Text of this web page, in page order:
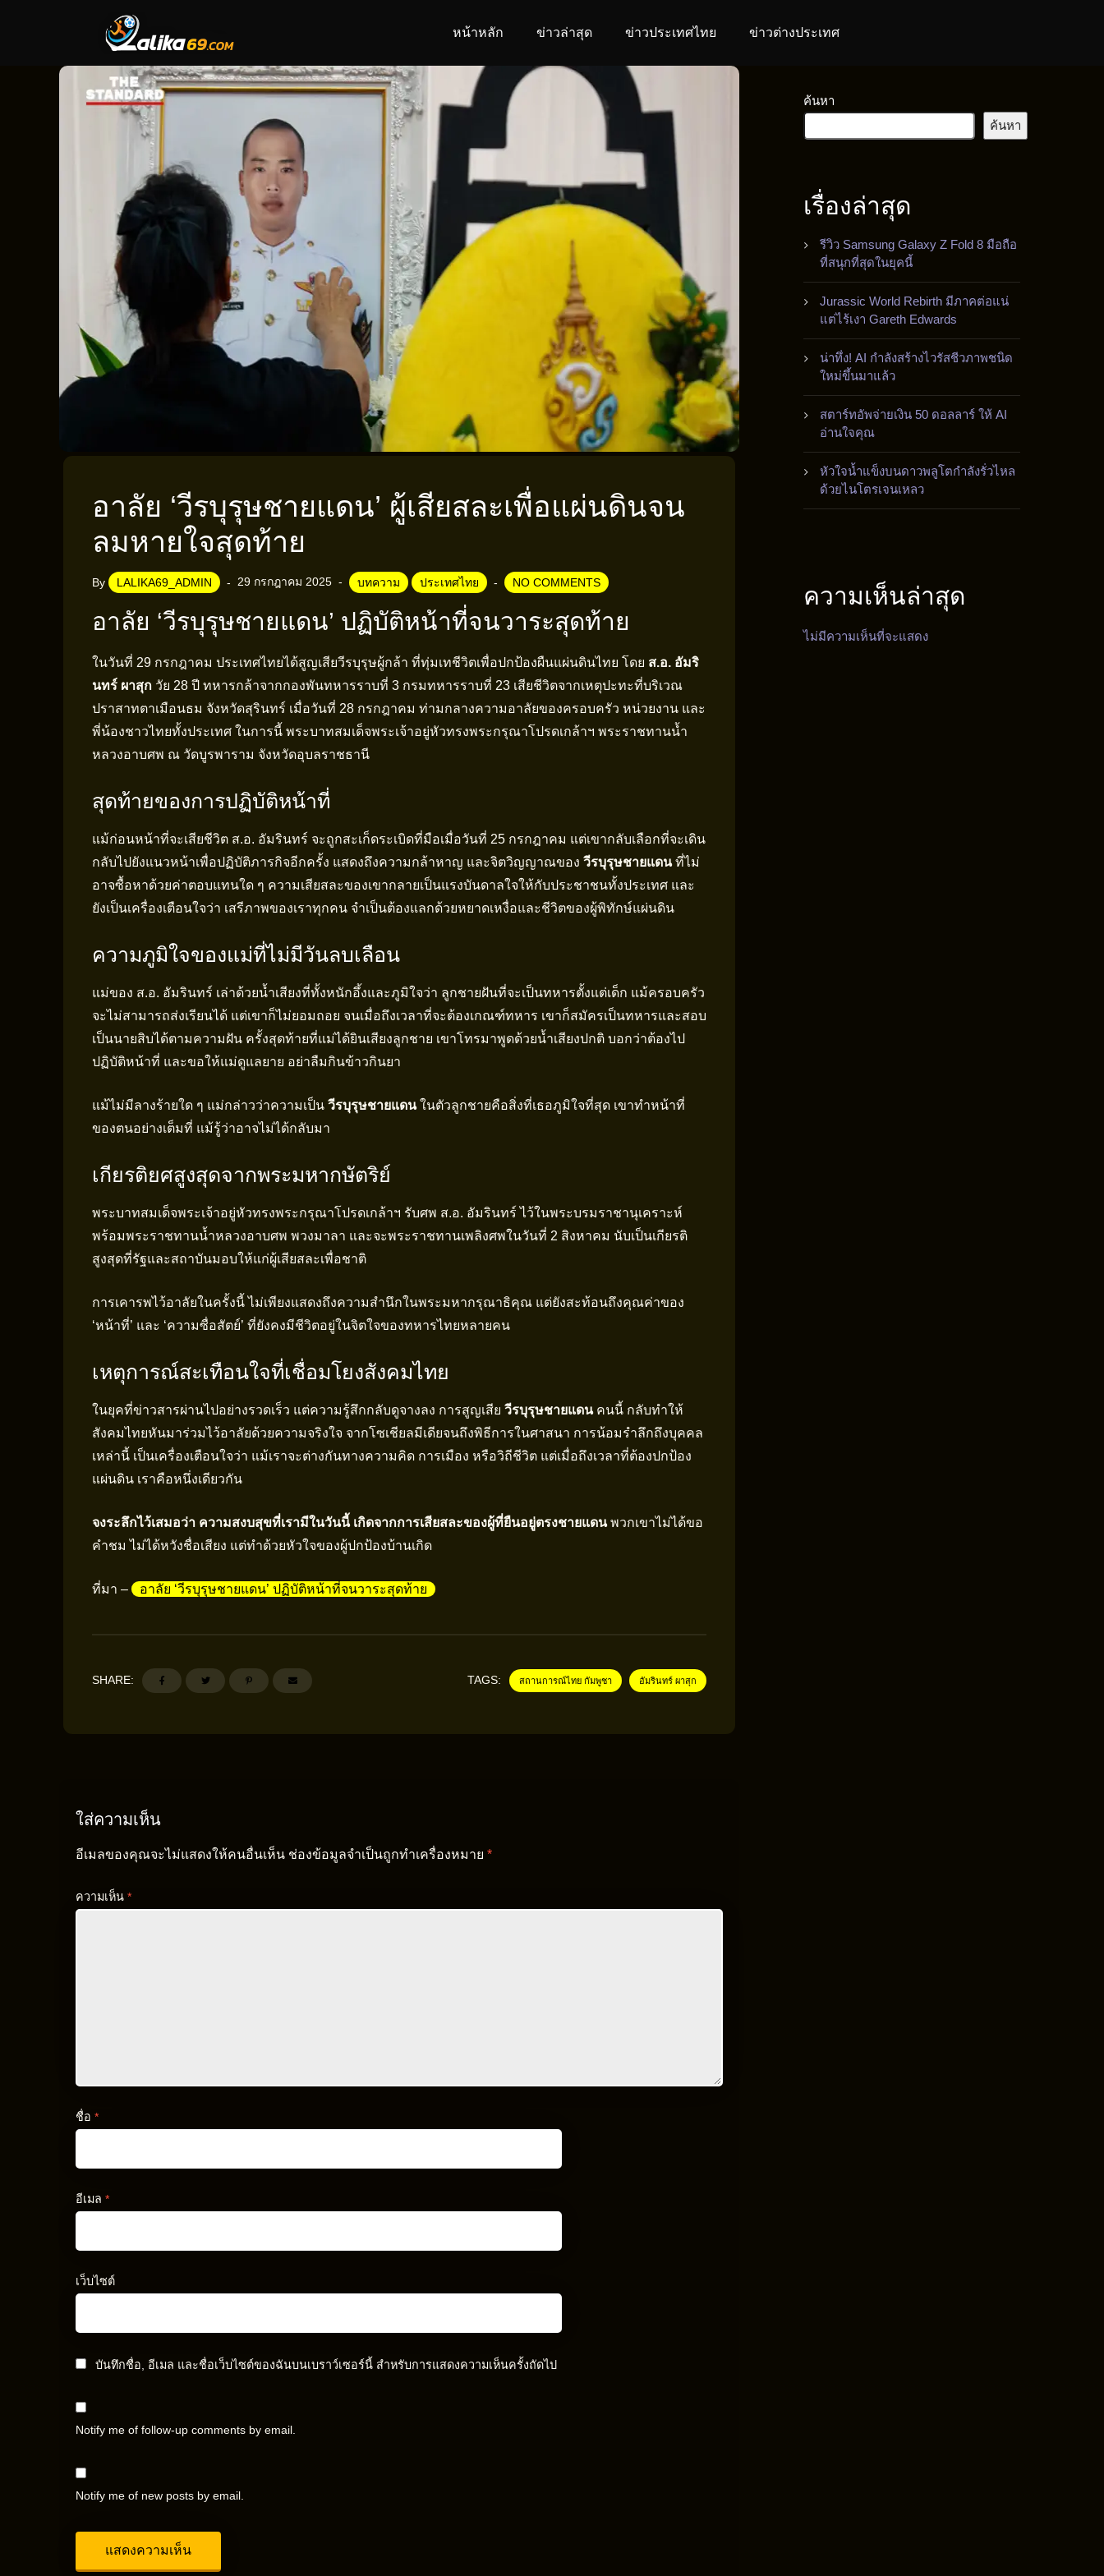
หน้าหลัก ข่าวล่าสุด ข่าวประเทศไทย ข่าวต่างประเทศ
อาลัย ‘วีรบุรุษชายแดน’ ผู้เสียสละเพื่อแผ่นดินจน
ลมหายใจสุดท้าย
By LALIKA69_ADMIN 29 กรกฎาคม 2025 บทความ ประเทศไทย NO COMMENTS
อาลัย ‘วีรบุรุษชายแดน’ ปฏิบัติหน้าที่จนวาระสุดท้าย
ในวันที่ 29 กรกฎาคม ประเทศไทยได้สูญเสียวีรบุรุษผู้กล้า ที่ทุ่มเทชีวิตเพื่อปกป้องผืนแผ่นดินไทย โดย ส.อ. อัมริ
นทร์ ผาสุก วัย 28 ปี ทหารกล้าจากกองพันทหารราบที่ 3 กรมทหารราบที่ 23 เสียชีวิตจากเหตุปะทะที่บริเวณ
ปราสาทตาเมือนธม จังหวัดสุรินทร์ เมื่อวันที่ 28 กรกฎาคม ท่ามกลางความอาลัยของครอบครัว หน่วยงาน และ
พี่น้องชาวไทยทั้งประเทศ ในการนี้ พระบาทสมเด็จพระเจ้าอยู่หัวทรงพระกรุณาโปรดเกล้าฯ พระราชทานน้ำ
หลวงอาบศพ ณ วัดบูรพาราม จังหวัดอุบลราชธานี
สุดท้ายของการปฏิบัติหน้าที่
แม้ก่อนหน้าที่จะเสียชีวิต ส.อ. อัมรินทร์ จะถูกสะเก็ดระเบิดที่มือเมื่อวันที่ 25 กรกฎาคม แต่เขากลับเลือกที่จะเดิน
กลับไปยังแนวหน้าเพื่อปฏิบัติภารกิจอีกครั้ง แสดงถึงความกล้าหาญ และจิตวิญญาณของ วีรบุรุษชายแดนที่ไม่
อาจซื้อหาด้วยค่าตอบแทนใด ๆ ความเสียสละของเขากลายเป็นแรงบันดาลใจให้กับประชาชนทั้งประเทศ และ
ยังเป็นเครื่องเตือนใจว่า เสรีภาพของเราทุกคน จำเป็นต้องแลกด้วยหยาดเหงื่อและชีวิตของผู้พิทักษ์แผ่นดิน
ความภูมิใจของแม่ที่ไม่มีวันลบเลือน
แม่ของ ส.อ. อัมรินทร์ เล่าด้วยน้ำเสียงที่ทั้งหนักอึ้งและภูมิใจว่า ลูกชายฝันที่จะเป็นทหารตั้งแต่เด็ก แม้ครอบครัว
จะไม่สามารถส่งเรียนได้ แต่เขาก็ไม่ยอมถอย จนเมื่อถึงเวลาที่จะต้องเกณฑ์ทหาร เขาก็สมัครเป็นทหารและสอบ
เป็นนายสิบได้ตามความฝัน ครั้งสุดท้ายที่แม่ได้ยินเสียงลูกชาย เขาโทรมาพูดด้วยน้ำเสียงปกติ บอกว่าต้องไป
ปฏิบัติหน้าที่ และขอให้แม่ดูแลยาย อย่าลืมกินข้าวกินยา
แม้ไม่มีลางร้ายใด ๆ แม่กล่าวว่าความเป็น วีรบุรุษชายแดนในตัวลูกชายคือสิ่งที่เธอภูมิใจที่สุด เขาทำหน้าที่
ของตนอย่างเต็มที่ แม้รู้ว่าอาจไม่ได้กลับมา
เกียรติยศสูงสุดจากพระมหากษัตริย์
พระบาทสมเด็จพระเจ้าอยู่หัวทรงพระกรุณาโปรดเกล้าฯ รับศพ ส.อ. อัมรินทร์ ไว้ในพระบรมราชานุเคราะห์
พร้อมพระราชทานน้ำหลวงอาบศพ พวงมาลา และจะพระราชทานเพลิงศพในวันที่ 2 สิงหาคม นับเป็นเกียรติ
สูงสุดที่รัฐและสถาบันมอบให้แก่ผู้เสียสละเพื่อชาติ
การเคารพไว้อาลัยในครั้งนี้ ไม่เพียงแสดงถึงความสำนึกในพระมหากรุณาธิคุณ แต่ยังสะท้อนถึงคุณค่าของ
‘หน้าที่’ และ ‘ความซื่อสัตย์’ ที่ยังคงมีชีวิตอยู่ในจิตใจของทหารไทยหลายคน
เหตุการณ์สะเทือนใจที่เชื่อมโยงสังคมไทย
ในยุคที่ข่าวสารผ่านไปอย่างรวดเร็ว แต่ความรู้สึกกลับดูจางลง การสูญเสีย วีรบุรุษชายแดนคนนี้ กลับทำให้
สังคมไทยหันมาร่วมไว้อาลัยด้วยความจริงใจ จากโซเชียลมีเดียจนถึงพิธีการในศาสนา การน้อมรำลึกถึงบุคคล
เหล่านี้ เป็นเครื่องเตือนใจว่า แม้เราจะต่างกันทางความคิด การเมือง หรือวิถีชีวิต แต่เมื่อถึงเวลาที่ต้องปกป้อง
แผ่นดิน เราคือหนึ่งเดียวกัน
จงระลึกไว้เสมอว่า ความสงบสุขที่เรามีในวันนี้ เกิดจากการเสียสละของผู้ที่ยืนอยู่ตรงชายแดนพวกเขาไม่ได้ขอ
คำชม ไม่ได้หวังชื่อเสียง แต่ทำด้วยหัวใจของผู้ปกป้องบ้านเกิด
ที่มา – อาลัย ‘วีรบุรุษชายแดน’ ปฏิบัติหน้าที่จนวาระสุดท้าย
SHARE: TAGS: สถานการณ์ไทย กัมพูชา อัมรินทร์ ผาสุก
ใส่ความเห็น
อีเมลของคุณจะไม่แสดงให้คนอื่นเห็น ช่องข้อมูลจำเป็นถูกทำเครื่องหมาย *
ความเห็น *
ชื่อ *
อีเมล *
เว็บไซต์
บันทึกชื่อ, อีเมล และชื่อเว็บไซต์ของฉันบนเบราว์เซอร์นี้ สำหรับการแสดงความเห็นครั้งถัดไป
Notify me of follow-up comments by email.
Notify me of new posts by email.
ค้นหา
ค้นหา
เรื่องล่าสุด
รีวิว Samsung Galaxy Z Fold 8 มือถือ
ที่สนุกที่สุดในยุคนี้
Jurassic World Rebirth มีภาคต่อแน่
แต่ไร้เงา Gareth Edwards
น่าทึ่ง! AI กำลังสร้างไวรัสชีวภาพชนิด
ใหม่ขึ้นมาแล้ว
สตาร์ทอัพจ่ายเงิน 50 ดอลลาร์ ให้ AI
อ่านใจคุณ
หัวใจน้ำแข็งบนดาวพลูโตกำลังรั่วไหล
ด้วยไนโตรเจนเหลว
ความเห็นล่าสุด
ไม่มีความเห็นที่จะแสดง